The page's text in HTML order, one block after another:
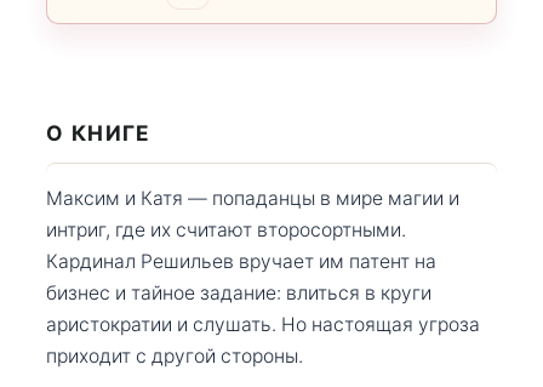
О КНИГЕ
Максим и Катя — попаданцы в мире магии и
интриг, где их считают второсортными.
Кардинал Решильев вручает им патент на
бизнес и тайное задание: влиться в круги
аристократии и слушать. Но настоящая угроза
приходит с другой стороны.